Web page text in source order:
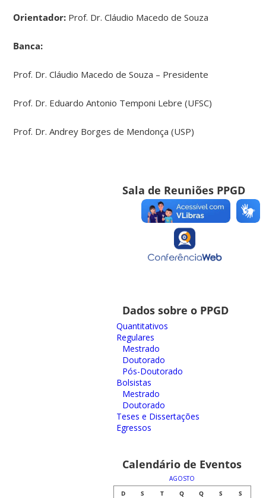
Orientador: Prof. Dr. Cláudio Macedo de Souza
Banca:
Prof. Dr. Cláudio Macedo de Souza – Presidente
Prof. Dr. Eduardo Antonio Temponi Lebre (UFSC)
Prof. Dr. Andrey Borges de Mendonça (USP)
Sala de Reuniões PPGD
Dados sobre o PPGD
Quantitativos
Regulares
Mestrado
Doutorado
Pós-Doutorado
Bolsistas
Mestrado
Doutorado
Teses e Dissertações
Egressos
Calendário de Eventos
AGOSTO
D
S T Q Q S S